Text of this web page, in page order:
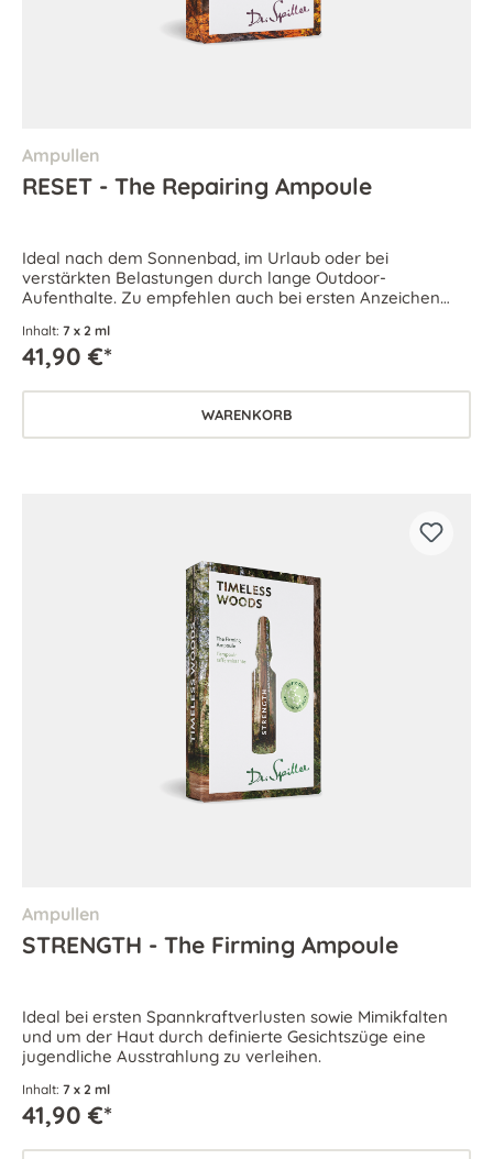
Ampullen
RESET - The Repairing Ampoule
Ideal nach dem Sonnenbad, im Urlaub oder bei
verstärkten Belastungen durch lange Outdoor-
Aufenthalte. Zu empfehlen auch bei ersten Anzeichen
Inhalt: 7 x 2 ml
41,90 €*
WARENKORB
Ampullen
STRENGTH - The Firming Ampoule
Ideal bei ersten Spannkraftverlusten sowie Mimikfalten
und um der Haut durch definierte Gesichtszüge eine
jugendliche Ausstrahlung zu verleihen.
Inhalt: 7 x 2 ml
41,90 €*